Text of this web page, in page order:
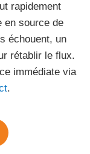
rapidement
en source de
échouent, un
rétablir le flux.
immédiate via
.